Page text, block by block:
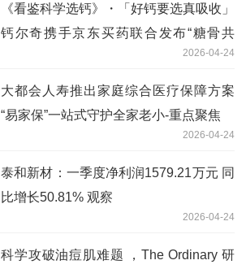
《看鉴科学选钙》・「好钙要选真吸收」
钙尔奇携手京东买药联合发布“糖骨共
2026-04-24
大都会人寿推出家庭综合医疗保障方案
“易家保”一站式守护全家老小-重点聚焦
2026-04-24
泰和新材：一季度净利润1579.21万元 同
比增长50.81% 观察
2026-04-24
科学攻破油痘肌难题 ，The Ordinary 研